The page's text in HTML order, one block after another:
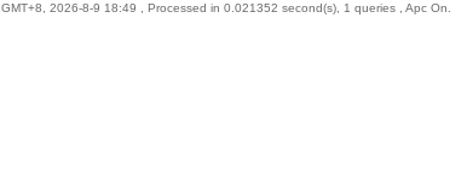
GMT+8, 2026-8-9 18:49 , Processed in 0.021352 second(s), 1 queries , Apc On.